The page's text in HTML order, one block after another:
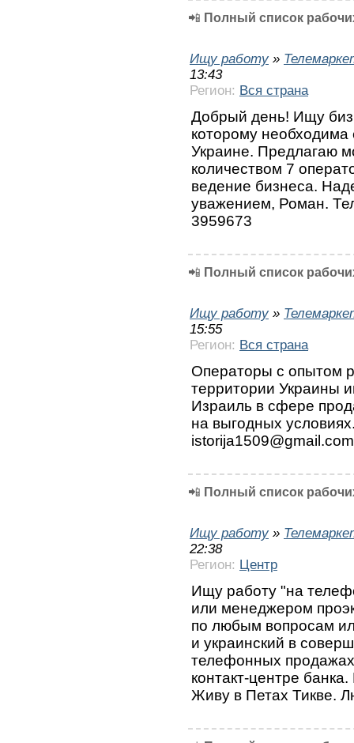
📲 Полный список
Ищу работу »
13:43
Регион: Вся страна
Добрый день! Ищу
которому
Украине. Предлагаю
количеством 7
ведение бизнеса.
уважением, Роман.
3959673
📲 Полный список
Ищу работу »
15:55
Регион: Вся страна
Операторы с опытом
территории Украины
Израиль в сфере
на выгодных
istorija1509@gmail.com
📲 Полный список
Ищу работу »
22:38
Регион: Центр
Ищу работу "на
или менеджером
по любым вопросам
и украинский в
телефонных
контакт-центре
Живу в Петах Тикве.